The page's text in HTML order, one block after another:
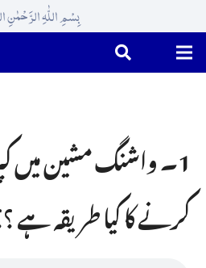
بِسْمِ اللّٰہِ الرَّحْمٰنِ
1۔ واشنگ مشین
کرنے کا کیا طریقہ ہے